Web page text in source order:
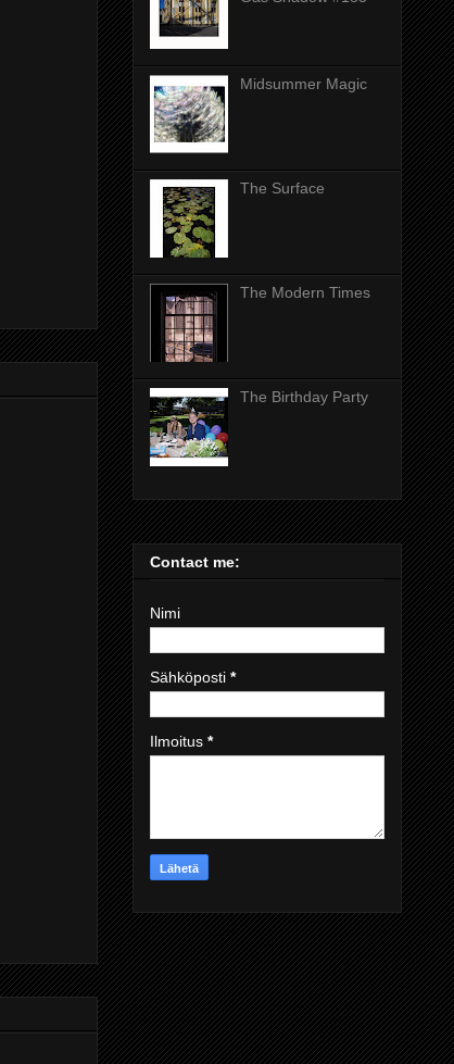
Midsummer Magic
The Surface
The Modern Times
The Birthday Party
Contact me:
Nimi
Sähköposti *
Ilmoitus *